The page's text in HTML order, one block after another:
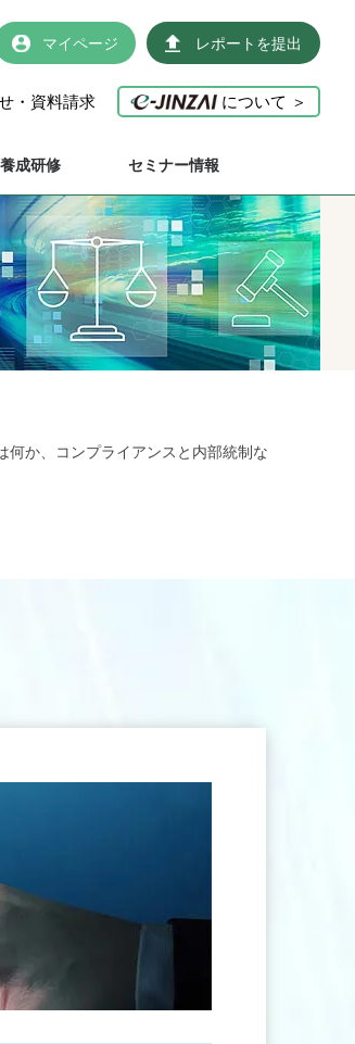
マイページ レポートを提出
・資料請求 について ＞
成研修 セミナー情報
何か、コンプライアンスと内部統制な